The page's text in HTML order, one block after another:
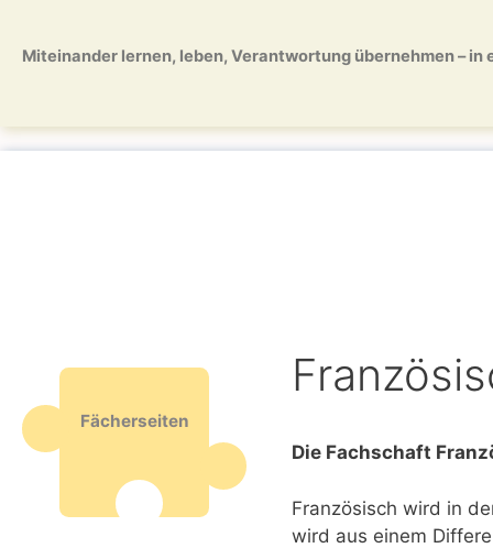
springen
springen
Miteinander lernen, leben, Verantwortung übernehmen – in
Fächerseiten
Die Fachschaft
Französisch wird in
wird aus einem